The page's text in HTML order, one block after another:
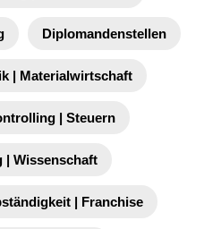
Diplomandenstellen
| Materialwirtschaft
| Steuern
| Wissenschaft
| Franchise